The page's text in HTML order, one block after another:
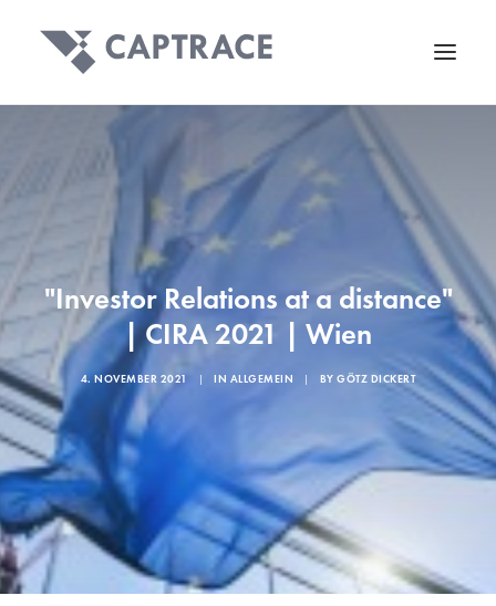
"Investor Relations at a distance"
| CIRA 2021 | Wien
4. NOVEMBER 2021 | IN ALLGEMEIN | BYGÖTZ DICKERT